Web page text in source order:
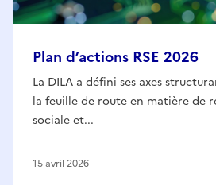
Plan d’actions RSE 2026
La DILA a défini ses axes
la feuille de route en matière de
sociale et...
15 avril 2026